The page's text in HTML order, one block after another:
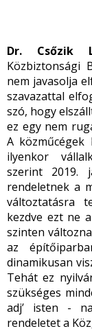
Dr. Csőzik
Közbiztonsági
nem javasolja
szavazattal
szó, hogy
ez egy nem
A közműcégek
ilyenkor
szerint 2019.
rendeletnek a
változtatásra
kezdve ezt ne
szinten
az
dinamikusan
Tehát ez
szükséges
adj’ isten -
rendeletet a